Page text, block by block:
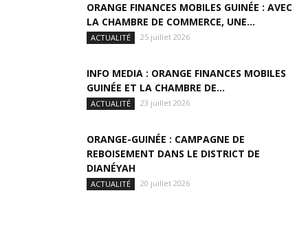
ORANGE FINANCES MOBILES GUINÉE : AVEC
LA CHAMBRE DE COMMERCE, UNE...
ACTUALITÉ 25 juillet 2026
INFO MEDIA : ORANGE FINANCES MOBILES
GUINÉE ET LA CHAMBRE DE...
ACTUALITÉ 23 juillet 2026
ORANGE-GUINÉE : CAMPAGNE DE
REBOISEMENT DANS LE DISTRICT DE
DIANÉYAH
ACTUALITÉ 20 juillet 2026